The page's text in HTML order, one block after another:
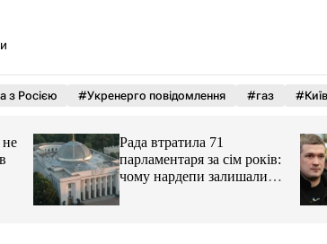
з Росією #Укренерго повідомлення #газ #Київ
Рада втратила 71
парламентаря за сім років:
чому нардепи залишали
парламент